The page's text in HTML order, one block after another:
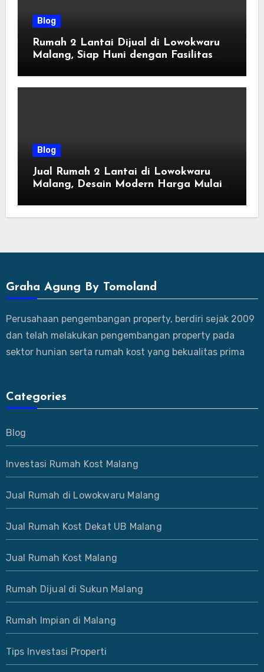
Blog
Rumah 2 Lantai Dijual di Lowokwaru
Malang, Siap Huni dengan Fasilitas
Blog
Jual Rumah 2 Lantai di Lowokwaru
Malang, Desain Modern Harga Mulai
Graha Agung By Tomoland
Perusahaan pengembangan property, berdiri sejak 2009
dan telah melakukan pengembangan property pada
sektor hunian serta rumah kost yang bekualitas prima
Categories
Blog
Investasi Rumah Kost Malang
Jual Rumah di Lowokwaru Malang
Jual Rumah Kost Dekat UB Malang
Jual Rumah Kost Malang
Rumah Dijual di Sukun Malang
Rumah Impian di Malang
Tips Investasi Properti